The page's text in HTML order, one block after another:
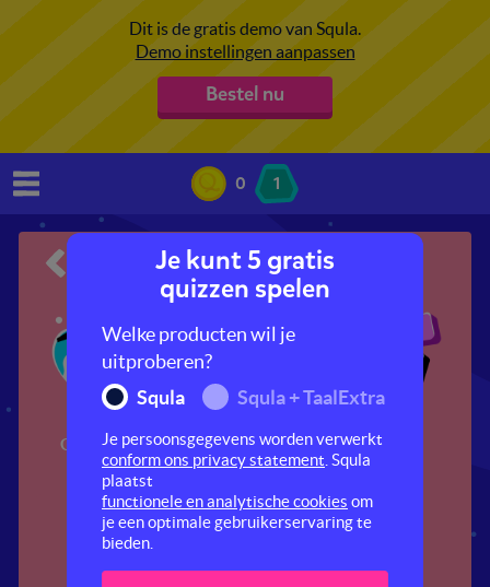
Dit is de gratis demo van Squla.
Demo instellingen aanpassen
Bestel nu
0 1
SoVa
Gevoelens
Normen en
waarden
Filmpjes
Je kunt 5 gratis
quizzen spelen
Welke producten wil je
uitproberen?
Squla
Squla + TaalExtra
Je persoonsgegevens worden verwerkt
conform ons privacy statement . Squla
plaatst
functionele en analytische cookies om
je een optimale gebruikerservaring te
bieden.